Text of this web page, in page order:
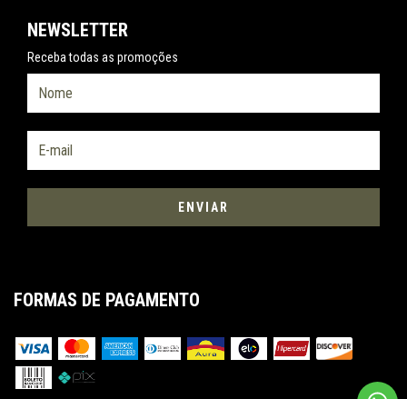
NEWSLETTER
Receba todas as promoções
FORMAS DE PAGAMENTO